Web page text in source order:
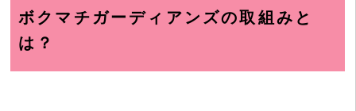
ボクマチガーディアンズの取組みと
は？